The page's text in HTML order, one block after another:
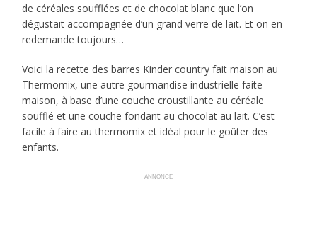
de céréales soufflées et de chocolat blanc que l’on
dégustait accompagnée d’un grand verre de lait. Et on en
redemande toujours…
Voici la recette des barres Kinder country fait maison au
Thermomix, une autre gourmandise industrielle faite
maison, à base d’une couche croustillante au céréale
soufflé et une couche fondant au chocolat au lait. C’est
facile à faire au thermomix et idéal pour le goûter des
enfants.
ANNONCE